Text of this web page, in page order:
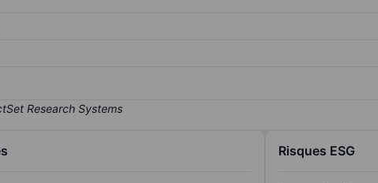
Risques ESG